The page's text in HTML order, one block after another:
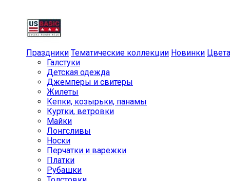
Праздники Тематические коллекции Новинки Цвета
Галстуки
Детская одежда
Джемперы и свитеры
Жилеты
Кепки, козырьки, панамы
Куртки, ветровки
Майки
Лонгсливы
Носки
Перчатки и варежки
Платки
Рубашки